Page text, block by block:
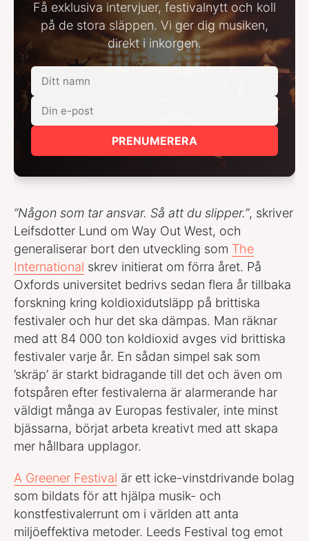
Få exklusiva intervjuer, festivalnytt och koll
på de stora släppen. Vi ger dig musiken,
direkt i inkorgen.
PRENUMERERA
”Någon som tar ansvar. Så att du slipper.”, skriver
Leifsdotter Lund om Way Out West, och
generaliserar bort den utveckling som The
International skrev initierat om förra året. På
Oxfords universitet bedrivs sedan flera år tillbaka
forskning kring koldioxidutsläpp på brittiska
festivaler och hur det ska dämpas. Man räknar
med att 84 000 ton koldioxid avges vid brittiska
festivaler varje år. En sådan simpel sak som
’skräp’ är starkt bidragande till det och även om
fotspåren efter festivalerna är alarmerande har
väldigt många av Europas festivaler, inte minst
bjässarna, börjat arbeta kreativt med att skapa
mer hållbara upplagor.
A Greener Festival är ett icke-vinstdrivande bolag
som bildats för att hjälpa musik- och
konstfestivalerrunt om i världen att anta
miljöeffektiva metoder. Leeds Festival tog emot